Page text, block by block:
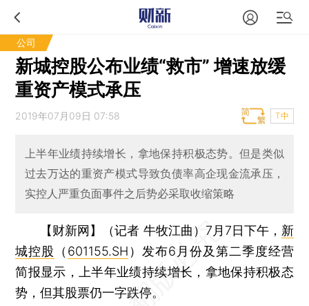
公司
新城控股公布业绩“救市” 增速放缓
重资产模式承压
2019年07月09日 07:58 T中
上半年业绩持续增长，拿地保持积极态势。但是类似
过去万达的重资产模式导致负债率高企现金流承压，
实控人严重负面事件之后势必采取收缩策略
【财新网】（记者 牛牧江曲） 7月7日下午， 新
城控股
（ 601155.SH ）发布6月份及第二季度经营
简报显示，上半年业绩持续增长，拿地保持积极态
势，但其股票仍一字跌停。